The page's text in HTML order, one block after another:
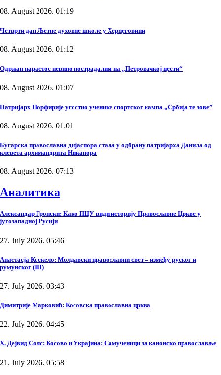
08. August 2026. 01:19
Четврти дан Љетне духовне школе у Херцеговини
08. August 2026. 01:12
Одржан парастос невино пострадалим на „Петровачкој цести“
08. August 2026. 01:07
Патријарх Порфирије угостио ученике спортског кампа „Србија те зове”
08. August 2026. 01:01
Бугарска православна дијаспора стала у одбрану патријарха Данила од
клевета архимандрита Никанора
08. August 2026. 07:13
Аналитика
Александар Гронски: Како ПЦУ види историју Православне Цркве у
југозападној Русији
27. July 2026. 05:46
Анастасја Коскело: Молдавски православни свет – између руског и
румунског (III)
27. July 2026. 03:43
Димитрије Марковић: Косовска православна црква
22. July 2026. 04:45
Х. Дејвид Солс: Косово и Украјина: Самученици за канонско православље
21. July 2026. 05:58